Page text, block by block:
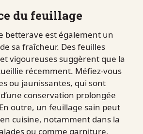
du feuillage
betterave est également un
sa fraîcheur. Des feuilles
vigoureuses suggèrent que la
récemment. Méfiez-vous
ou jaunissantes, qui sont
conservation prolongée
outre, un feuillage sain peut
cuisine, notamment dans la
ou comme garniture,